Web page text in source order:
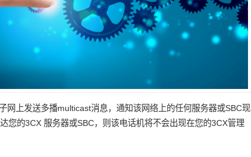
网上发送多播multicast消息，通知该网络上的任何服务器或SBC现
您的3CX 服务器或SBC，则该电话机将不会出现在您的3CX管理